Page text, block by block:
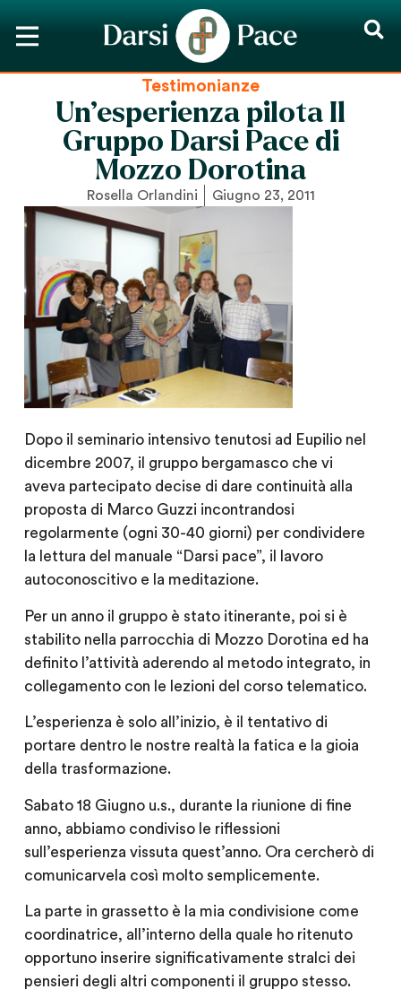
Testimonianze
Un’esperienza pilota Il
Gruppo Darsi Pace di
Mozzo Dorotina
Rosella Orlandini Giugno 23, 2011
Dopo il seminario intensivo tenutosi ad Eupilio nel
dicembre 2007, il gruppo bergamasco che vi
aveva partecipato decise di dare continuità alla
proposta di Marco Guzzi incontrandosi
regolarmente (ogni 30-40 giorni) per condividere
la lettura del manuale “Darsi pace”, il lavoro
autoconoscitivo e la meditazione.
Per un anno il gruppo è stato itinerante, poi si è
stabilito nella parrocchia di Mozzo Dorotina ed ha
definito l’attività aderendo al metodo integrato, in
collegamento con le lezioni del corso telematico.
L’esperienza è solo all’inizio, è il tentativo di
portare dentro le nostre realtà la fatica e la gioia
della trasformazione.
Sabato 18 Giugno u.s., durante la riunione di fine
anno, abbiamo condiviso le riflessioni
sull’esperienza vissuta quest’anno. Ora cercherò di
comunicarvela così molto semplicemente.
La parte in grassetto è la mia condivisione come
coordinatrice, all’interno della quale ho ritenuto
opportuno inserire significativamente stralci dei
pensieri degli altri componenti il gruppo stesso.